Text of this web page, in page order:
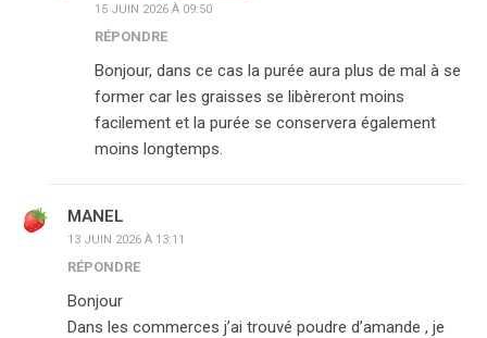
15 JUIN 2026 À 09:50
RÉPONDRE
Bonjour, dans ce cas la purée aura plus de mal à se
former car les graisses se libèreront moins
facilement et la purée se conservera également
moins longtemps.
MANEL
13 JUIN 2026 À 13:11
RÉPONDRE
Bonjour
Dans les commerces j’ai trouvé poudre d’amande , je